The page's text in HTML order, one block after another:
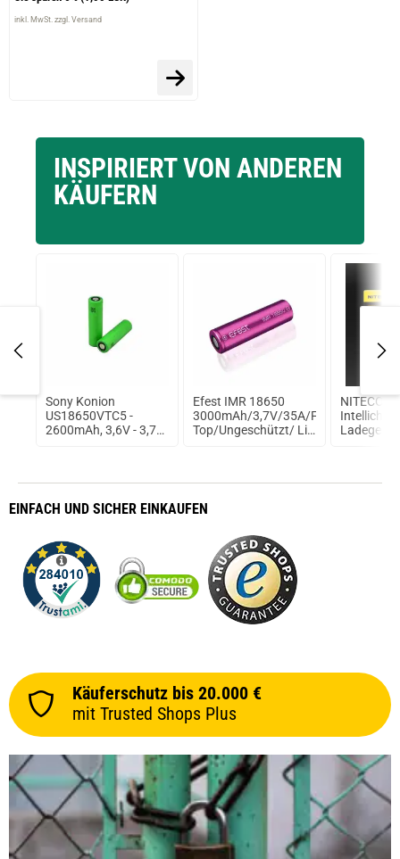
inkl. MwSt. zzgl. Versand
INSPIRIERT VON ANDEREN
KÄUFERN
Sony Konion
US18650VTC5 -
2600mAh, 3,6V - 3,7V
Efest IMR 18650
3000mAh/3,7V/35A/Flat
Top/Ungeschützt/ Li-
EINFACH UND SICHER EINKAUFEN
Käuferschutz bis 20.000 €
mit Trusted Shops Plus